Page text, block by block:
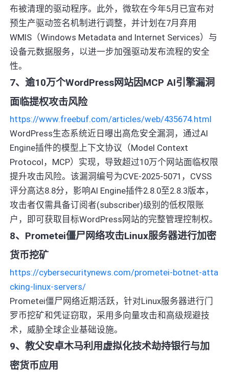
布被清理的驱动程序。此外，微软在今年5月已宣布对
预生产驱动签名机制进行调整，并计划在7月弃用
WMIS（Windows Metadata and Internet Services）与
设备元数据服务，以进一步加强驱动发布流程的安全
性。
7、逾10万个WordPress网站因MCP AI引擎漏洞
面临提权攻击风险
https://www.freebuf.com/articles/web/435674.html
WordPress生态系统近日曝出高危安全漏洞，通过AI
Engine插件的模型上下文协议（Model Context
Protocol，MCP）实现，导致超过10万个网站面临权限
提升攻击风险。该漏洞编号为CVE-2025-5071，CVSS
评分高达8.8分，影响AI Engine插件2.8.0至2.8.3版本，
攻击者仅需具备订阅者(subscriber)级别的低权限账
户，即可获取目标WordPress网站的完整管理控制权。
8、Prometei僵尸网络攻击Linux服务器进行加密
货币挖矿
https://cybersecuritynews.com/prometei-botnet-atta
cking-linux-servers/
Prometei僵尸网络近期活跃，针对Linux服务器进行门
罗币挖矿和凭证窃取，采用多向量攻击和高级规避技
术，威胁全球企业基础设施。
9、教父安卓木马利用虚拟化技术劫持银行与加
密货币应用